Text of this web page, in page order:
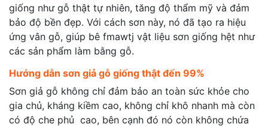
giống như gỗ thật tự nhiên, tăng độ thẩm mỹ và đảm
bảo độ bền đẹp. Với cách sơn này, nó đã tạo ra hiệu
ứng vân gỗ, giúp bê fmawtj vật liệu sơn giống hệt như
các sản phẩm làm bằng gỗ.
Hướng dẫn sơn giả gỗ giống thật đến 99%
Sơn giả gỗ không chỉ đảm bảo an toàn sức khỏe cho
gia chủ, kháng kiềm cao, không chỉ khô nhanh mà còn
có độ che phủ cao, bên cạnh đó nó còn không chứa